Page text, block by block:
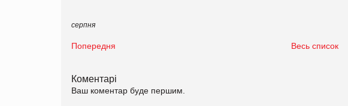
серпня
Попередня Весь список
Коментарі
Ваш коментар буде першим.